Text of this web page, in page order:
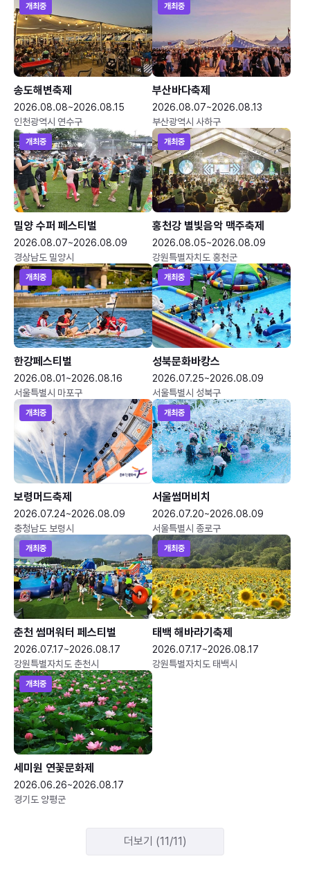
개최중
송도해변축제
2026.08.08~2026.08.15
인천광역시 연수구
개최중
부산바다축제
2026.08.07~2026.08.13
부산광역시 사하구
개최중
밀양 수퍼 페스티벌
2026.08.07~2026.08.09
경상남도 밀양시
개최중
홍천강 별빛음악 맥주축제
2026.08.05~2026.08.09
강원특별자치도 홍천군
개최중
한강페스티벌
2026.08.01~2026.08.16
서울특별시 마포구
개최중
성북문화바캉스
2026.07.25~2026.08.09
서울특별시 성북구
개최중
보령머드축제
2026.07.24~2026.08.09
충청남도 보령시
개최중
서울썸머비치
2026.07.20~2026.08.09
서울특별시 종로구
개최중
춘천 썸머워터 페스티벌
2026.07.17~2026.08.17
강원특별자치도 춘천시
개최중
태백 해바라기축제
2026.07.17~2026.08.17
강원특별자치도 태백시
개최중
세미원 연꽃문화제
2026.06.26~2026.08.17
경기도 양평군
더보기 (11/11)